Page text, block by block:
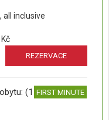
all inclusive
Kč
REZERVACE
(15 dní)
FIRST MINUTE